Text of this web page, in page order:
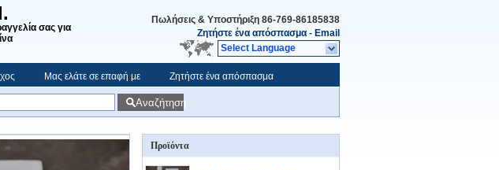
σας για
Πωλήσεις & Υποστήριξη 86-769-86185838
Ζητήστε ένα απόσπασμα - Email
Select Language
Μας ελάτε σε επαφή με Ζητήστε ένα απόσπασμα
Αναζήτηση
Προϊόντα